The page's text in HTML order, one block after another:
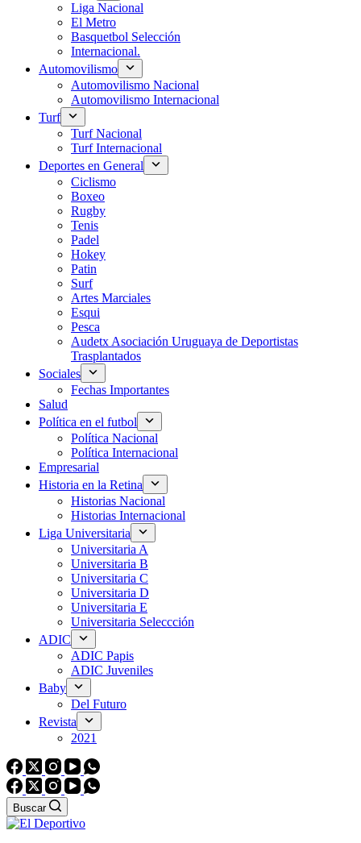
Liga Nacional
El Metro
Basquetbol Selección
Internacional.
Automovilismo
Automovilismo Nacional
Automovilismo Internacional
Turf
Turf Nacional
Turf Internacional
Deportes en General
Ciclismo
Boxeo
Rugby
Tenis
Padel
Hokey
Patin
Surf
Artes Marciales
Esqui
Pesca
Audetx Asociación Uruguaya de Deportistas
Trasplantados
Sociales
Fechas Importantes
Salud
Política en el futbol
Política Nacional
Política Internacional
Empresarial
Historia en la Retina
Historias Nacional
Historias Internacional
Liga Universitaria
Universitaria A
Universitaria B
Universitaria C
Universitaria D
Universitaria E
Universitaria Seleccción
ADIC
ADIC Papis
ADIC Juveniles
Baby
Del Futuro
Revista
2021
Buscar